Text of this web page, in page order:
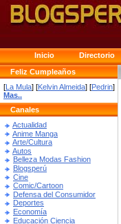
Inicio Directorio
Feliz Cumpleaños
[La Mula] [Kelvin Almeida] [Pedrin]
Mas..
Canales
Actualidad
Anime Manga
Arte/Cultura
Autos
Belleza Modas Fashion
Blogsperú
Cine
Comic/Cartoon
Defensa del Consumidor
Deportes
Economía
Educación Ciencia